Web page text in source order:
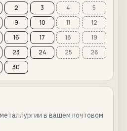
2 3 4
5
9 10 11
12
16 17 18
19
23 24 25
26
30
в вашем почтовом